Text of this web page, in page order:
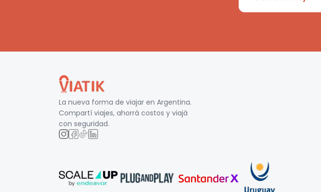
La nueva forma de viajar en Argentina.
Compartí viajes, ahorrá costos y viajá
con seguridad.